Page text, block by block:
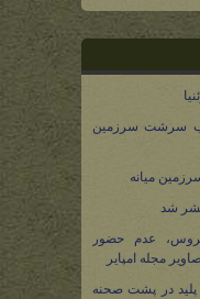
سرشت سرزمین
میانه
شد
عدم حضور
مجله امپایر
پلید در پشت صحنه